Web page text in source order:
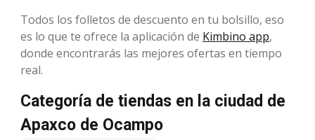
Todos los folletos de descuento en tu bolsillo, eso
es lo que te ofrece la aplicación de Kimbino app,
donde encontrarás las mejores ofertas en tiempo
real.
Categoría de tiendas en la ciudad de
Apaxco de Ocampo